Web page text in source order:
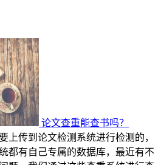
论文查重能查书吗？
上传到论文检测系统进行检测的，
都有自己专属的数据库，最近有不